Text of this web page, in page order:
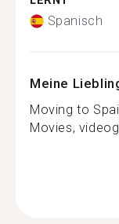
Spanisch
Meine
Moving to
Movies,